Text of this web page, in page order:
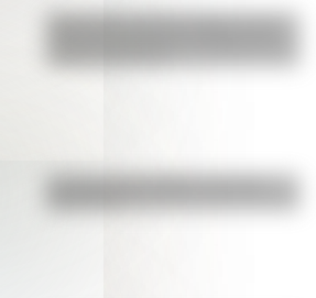
Efemérides del 6 de agosto: tres